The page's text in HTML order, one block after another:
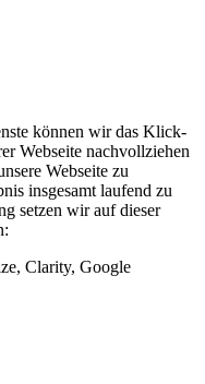
können wir das Klick-
Webseite nachvollziehen
Webseite zu
insgesamt laufend zu
setzen wir auf dieser
Clarity, Google